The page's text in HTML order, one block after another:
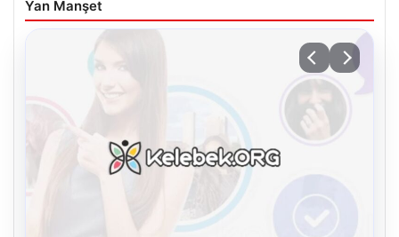
Yan Manşet